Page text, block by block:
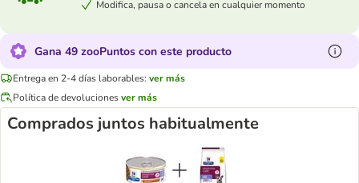
Modifica, pausa o cancela en cualquier momento
Gana 49 zooPuntos con este producto
Entrega en 2-4 días laborables: ver más
Política de devolucionesver más
Comprados juntos habitualmente